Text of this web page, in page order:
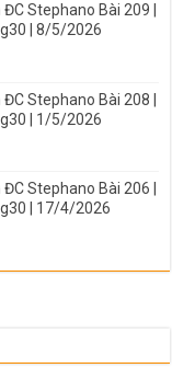
Stephano Bài 209 |
| 8/5/2026
Stephano Bài 208 |
| 1/5/2026
Stephano Bài 206 |
| 17/4/2026